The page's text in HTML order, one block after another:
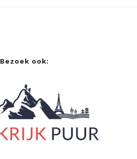
Bezoek ook: